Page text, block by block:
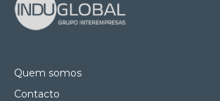
Quem somos
Contacto